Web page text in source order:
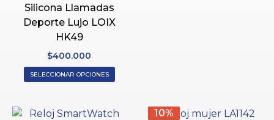
Silicona Llamadas
Deporte Lujo LOIX
HK49
$400.000
SELECCIONAR OPCIONES
10%